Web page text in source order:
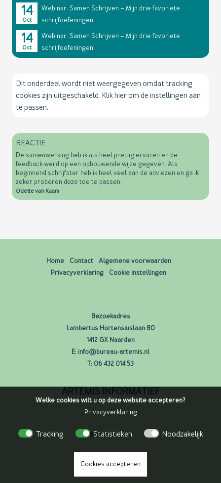
Welke cookies wilt u op deze website accepteren?
Privacyverklaring
Tracking Statistieken Noodzakelijk
Cookies accepteren
14
Oct
Webinar: Samen Schrijven – Mijn drie favoriete
schrijfoefeningen
14
Oct
Webinar: Samen Schrijven – Mijn drie favoriete
schrijfoefeningen
Dit onderdeel wordt niet weergegeven omdat tracking
cookies zijn uitgeschakeld. Klik hier om de instellingen aan
te passen.
REACTIE
De samenwerking heb ik als heel prettig ervaren en de
feedback werd op een opbouwende wijze gegeven. Als
beginnend schrijfster heb ik heel veel aan de adviezen en ga ik
zeker proberen deze toe te passen.
Odette van Kaam
Home Contact
Algemene voorwaarden
Privacyverklaring
Cookie instellingen
Bezoekadres
Lambertus Hortensiuslaan 80
1412 GX Naarden
E: info@bureau-artemis.nl
T: 06 432 014 53
ARTEMIS INFORMATIEF
© 2026 Artemis
Uitgeverij Rheia